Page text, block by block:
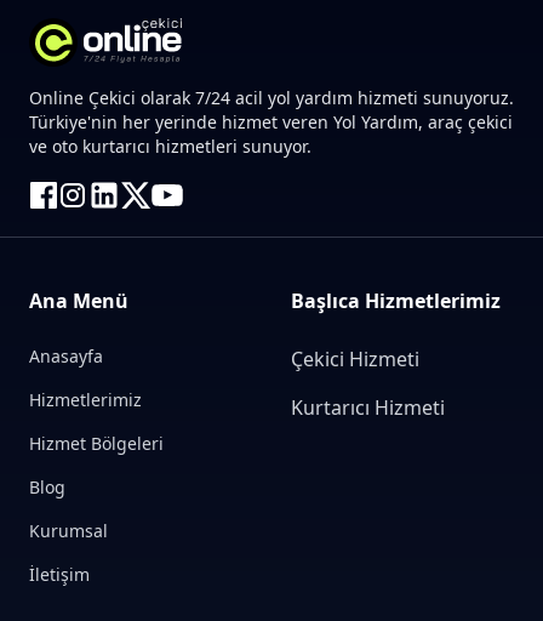
Online Çekici olarak 7/24 acil yol yardım hizmeti sunuyoruz.
Türkiye'nin her yerinde hizmet veren Yol Yardım, araç çekici
ve oto kurtarıcı hizmetleri sunuyor.
Ana Menü
Anasayfa
Hizmetlerimiz
Hizmet Bölgeleri
Blog
Kurumsal
İletişim
Başlıca Hizmetlerimiz
Çekici Hizmeti
Kurtarıcı Hizmeti